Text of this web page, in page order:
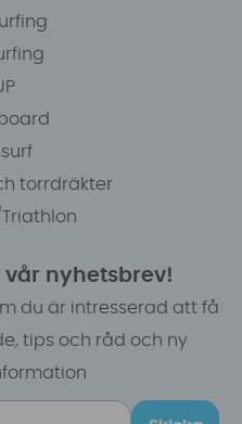
torrdräkter
vår nyhetsbrev!
du är intresserad att få
tips och råd och ny